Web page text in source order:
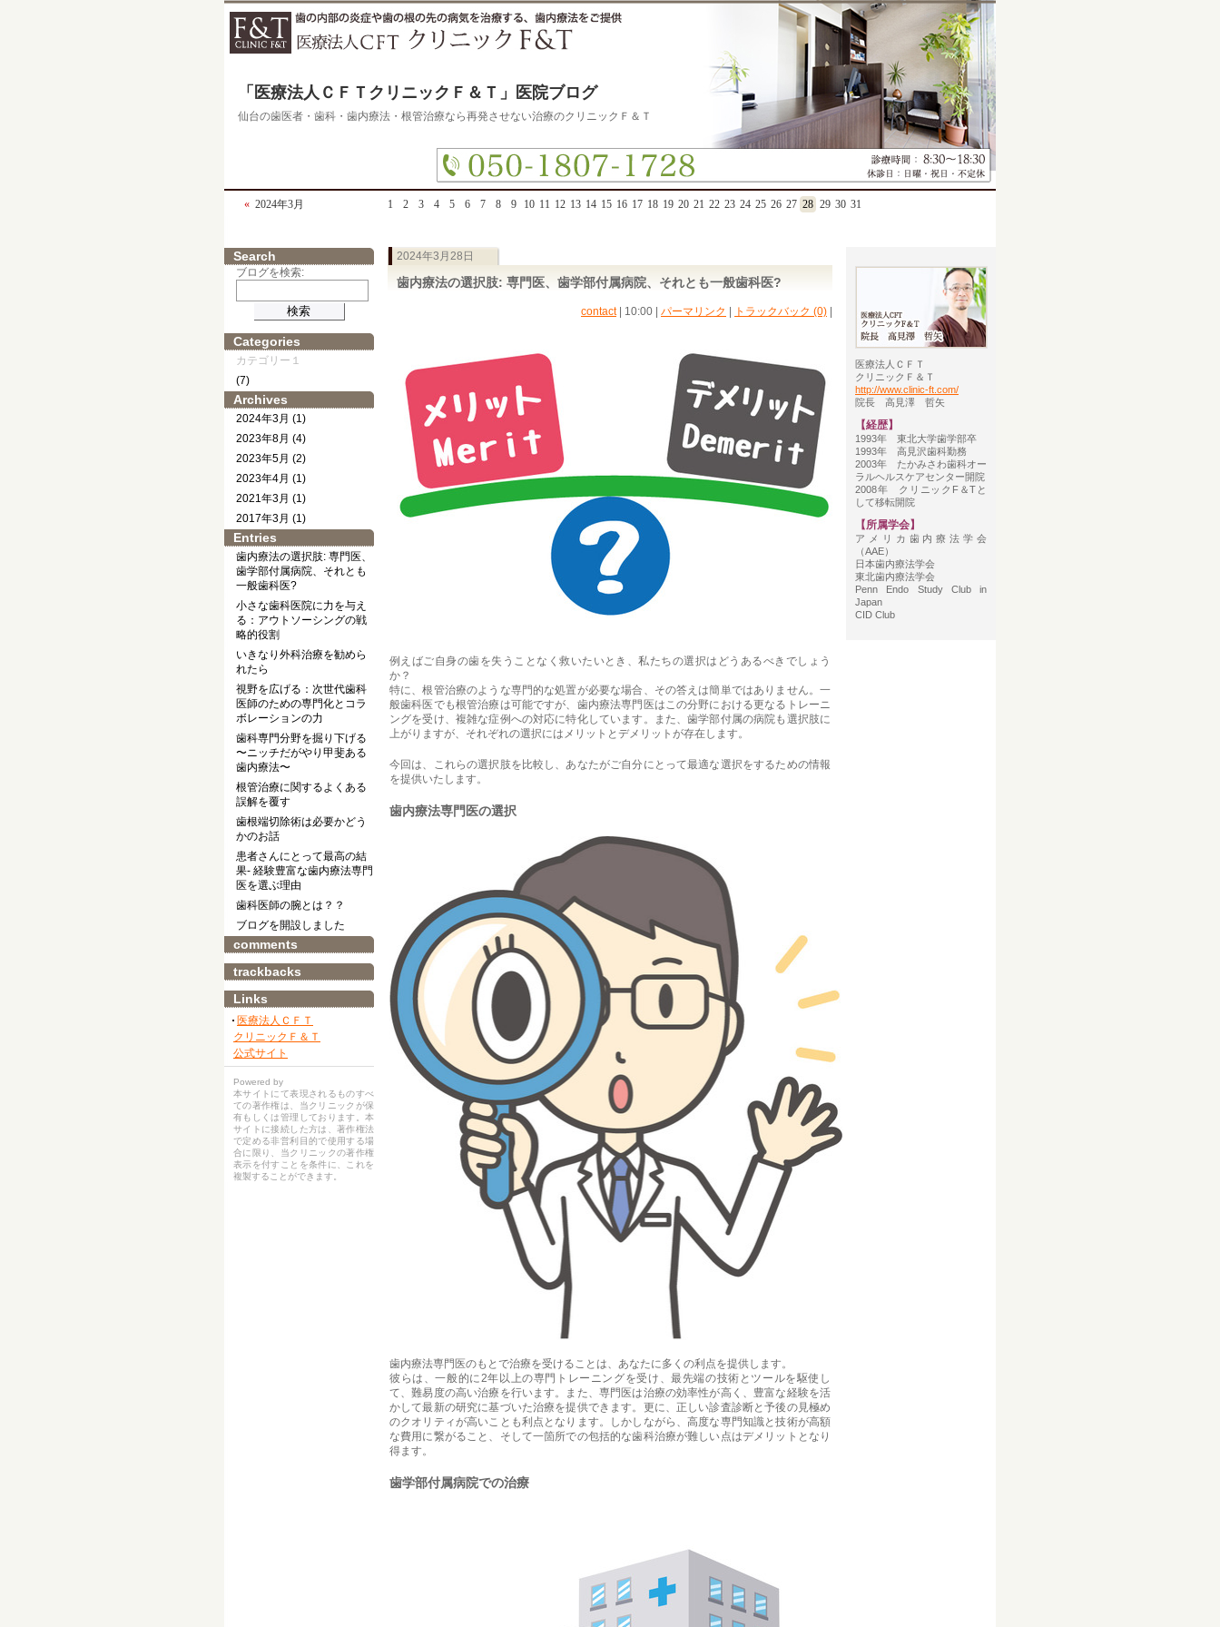
「医療法人ＣＦＴクリニックＦ＆Ｔ」医院ブログ
仙台の歯医者・歯科・歯内療法・根管治療なら再発させない治療のクリニックＦ＆Ｔ
« 2024年3月 1 2 3 4 5 6 7 8 9 10 11 12 13 14 15 16 17 18 19 20 21 22 23 24 25 26 27 28 29 30 31
2024年3月28日
歯内療法の選択肢: 専門医、歯学部付属病院、それとも一般歯科医?
contact| 10:00 パーマリンク トラックバック (0)
例えばご自身の歯を失うことなく救いたいとき、私たちの選択はどうあるべきでしょう
か？
特に、根管治療のような専門的な処置が必要な場合、その答えは簡単ではありません。一
般歯科医でも根管治療は可能ですが、歯内療法専門医はこの分野における更なるトレーニ
ングを受け、複雑な症例への対応に特化しています。また、歯学部付属の病院も選択肢に
上がりますが、それぞれの選択にはメリットとデメリットが存在します。
今回は、これらの選択肢を比較し、あなたがご自分にとって最適な選択をするための情報
を提供いたします。
歯内療法専門医の選択
歯内療法専門医のもとで治療を受けることは、あなたに多くの利点を提供します。
彼らは、一般的に2年以上の専門トレーニングを受け、最先端の技術とツールを駆使し
て、難易度の高い治療を行います。また、専門医は治療の効率性が高く、豊富な経験を活
かして最新の研究に基づいた治療を提供できます。更に、正しい診査診断と予後の見極め
のクオリティが高いことも利点となります。しかしながら、高度な専門知識と技術が高額
な費用に繋がること、そして一箇所での包括的な歯科治療が難しい点はデメリットとなり
得ます。
歯学部付属病院での治療
Search
ブログを検索:
Categories
カテゴリー１
(7)
Archives
2024年3月 (1)
2023年8月 (4)
2023年5月 (2)
2023年4月 (1)
2021年3月 (1)
2017年3月 (1)
Entries
歯内療法の選択肢: 専門医、
歯学部付属病院、それとも
一般歯科医?
小さな歯科医院に力を与え
る：アウトソーシングの戦
略的役割
いきなり外科治療を勧めら
れたら
視野を広げる：次世代歯科
医師のための専門化とコラ
ボレーションの力
歯科専門分野を掘り下げる
〜ニッチだがやり甲斐ある
歯内療法〜
根管治療に関するよくある
誤解を覆す
歯根端切除術は必要かどう
かのお話
患者さんにとって最高の結
果- 経験豊富な歯内療法専門
医を選ぶ理由
歯科医師の腕とは？？
ブログを開設しました
comments
trackbacks
Links
医療法人ＣＦＴ
クリニックＦ＆Ｔ
公式サイト
Powered by
本サイトにて表現されるものすべ
ての著作権は、当クリニックが保
有もしくは管理しております。本
サイトに接続した方は、著作権法
で定める非営利目的で使用する場
合に限り、当クリニックの著作権
表示を付すことを条件に、これを
複製することができます。
医療法人ＣＦＴ
クリニックＦ＆Ｔ
http://www.clinic-ft.com/
院長 高見澤 哲矢
【経歴】
1993年 東北大学歯学部卒
1993年 高見沢歯科勤務
2003年 たかみさわ歯科オー
ラルヘルスケアセンター開院
2008年 クリニックF＆Tと
して移転開院
【所属学会】
アメリカ歯内療法学会
（AAE）
日本歯内療法学会
東北歯内療法学会
Penn Endo Study Club in
Japan
CID Club